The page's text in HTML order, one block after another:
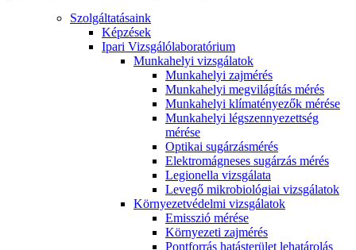
Szolgáltatásaink
Képzések
Ipari Vizsgálólaboratórium
Munkahelyi vizsgálatok
Munkahelyi zajmérés
Munkahelyi megvilágítás mérés
Munkahelyi klímatényezők mérése
Munkahelyi légszennyezettség
mérése
Optikai sugárzásmérés
Elektromágneses sugárzás mérés
Legionella vizsgálata
Levegő mikrobiológiai vizsgálatok
Környezetvédelmi vizsgálatok
Emisszió mérése
Környezeti zajmérés
Pontforrás hatásterület lehatárolás